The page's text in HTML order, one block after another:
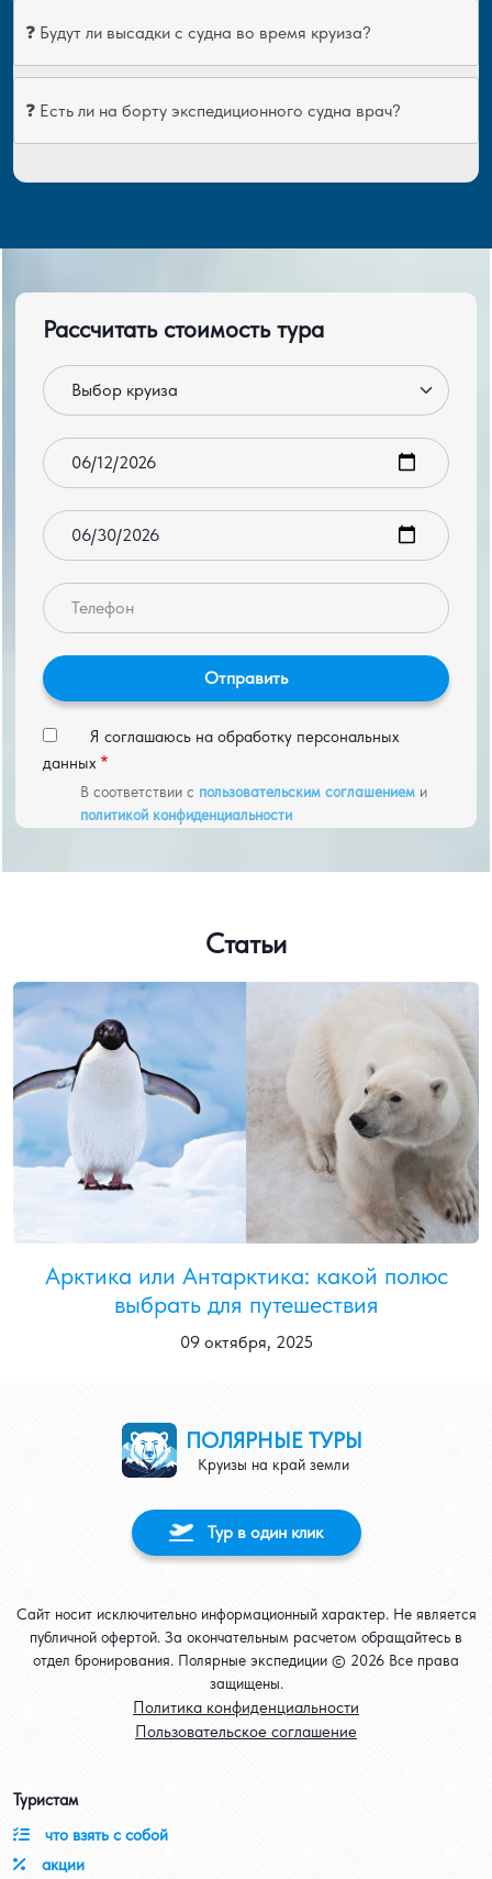
❓ Будут ли высадки с судна во время круиза?
❓ Есть ли на борту экспедиционного судна врач?
Рассчитать стоимость тура
Круиз
Дата заезда
Дата выезда
Телефон
Я соглашаюсь на обработку персональных
данных
В соответствии с пользовательским соглашениеми
политикой конфиденциальности
Статьи
Арктика или Антарктика: какой полюс
выбрать для путешествия
09 октября, 2025
ПОЛЯРНЫЕ ТУРЫ
Круизы на край земли
Тур в один клик
Сайт носит исключительно информационный характер. Не является
публичной офертой. За окончательным расчетом обращайтесь в
отдел бронирования. Полярные экспедиции © 2026 Все права
защищены.
Политика конфиденциальности
Пользовательское соглашение
Туристам
list-chek
что взять с собой
percent
акции